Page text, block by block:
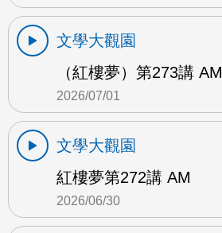
文學大觀園
（紅樓夢）第273講 AM
2026/07/01
文學大觀園
紅樓夢第272講 AM
2026/06/30